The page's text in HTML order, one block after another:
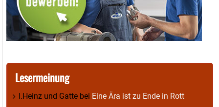
Lesermeinung
I.Heinz und Gatte bei Eine Ära ist zu Ende in Rott